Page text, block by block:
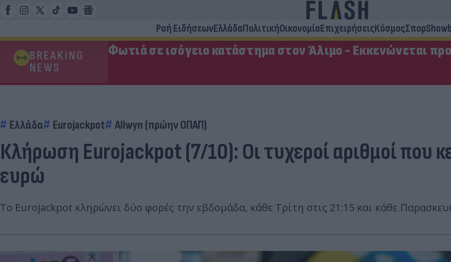
Ροή ΕιδήσεωνΕλλάδαΠολιτικήΟικονομίαΕπιχειρήσειςΚόσμοςΣπορ
BREAKING
NEWS
Φωτιά σε ισόγειο κατάστημα στον Άλιμο - Εκκενώνεται
Ελλάδα Eurojackpot Allwyn (πρώην ΟΠΑΠ)
Κλήρωση Eurojackpot (7/10): Οι τυχεροί αριθμοί που
ευρώ
Το Eurojackpot κληρώνει δύο φορές την εβδομάδα, κάθε Τρίτη στις 21:15 και κάθε